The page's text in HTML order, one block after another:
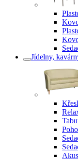
Jídelny,